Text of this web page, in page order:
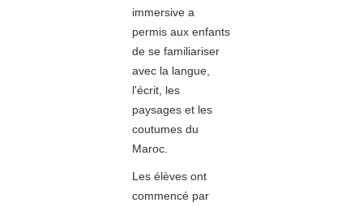
immersive a
permis aux enfants
de se familiariser
avec la langue,
l'écrit, les
paysages et les
coutumes du
Maroc.
Les élèves ont
commencé par